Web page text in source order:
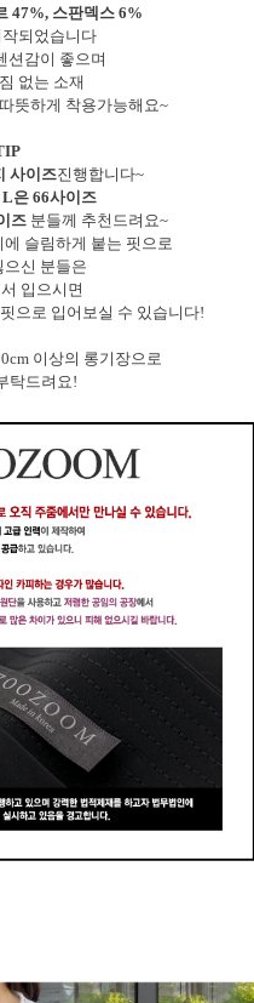
47%, 스판덱스 6%
되었습니다
션감이 좋으며
없는 소재
뜻하게 착용가능해요~
사이즈진행합니다~
은 66사이즈
즈 분들께 추천드려요~
슬림하게 붙는 핏으로
으신 분들은
입으시면
으로 입어보실 수 있습니다!
이상의 롱기장으로
탁드려요!